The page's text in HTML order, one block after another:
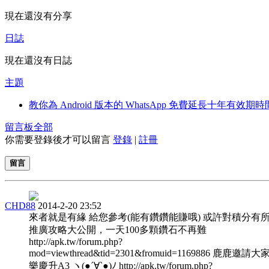
現在還沒有分享
日誌
現在還沒有日誌
主題
教你為 Android 版本的 WhatsApp 免費延長十年有效期時
留言板全部
你需要登錄後才可以留言 登錄 | 註冊
留言
CHD88 2014-2-20 23:52
來者就是有緣 給您參考(能有鑽鑽能賺哦) 或許對積分有
推廣攻略大公開，一天100多顆鑽石不再難
http://apk.tw/forum.php?
mod=viewthread&tid=2301&fromuid=1169886 鹿鹿邀請大
樂慶升A3 ヽ(●´∀`●)ﾉ http://apk.tw/forum.php?